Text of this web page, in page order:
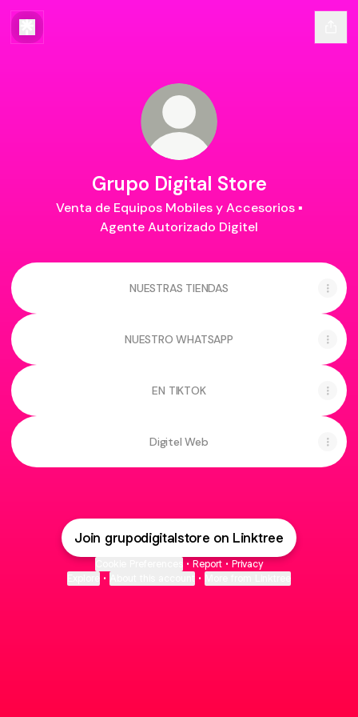
Grupo Digital Store
Venta de Equipos Mobiles y Accesorios ▪
Agente Autorizado Digitel
NUESTRAS TIENDAS
NUESTRO WHATSAPP
EN TIKTOK
Digitel Web
Join grupodigitalstore on Linktree
• Report • Privacy
• •